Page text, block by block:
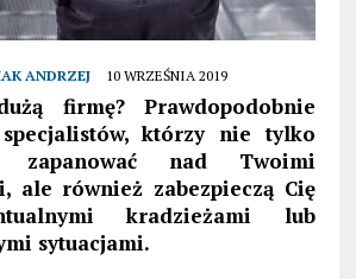
ANDRZEJ 10 WRZEŚNIA 2019
firmę? Prawdopodobnie
specjalistów, którzy nie tylko
zapanować nad Twoimi
ale również zabezpieczą Cię
kradzieżami lub
sytuacjami.